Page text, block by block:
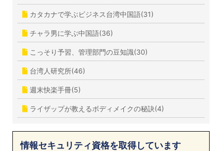
カタカナで学ぶビジネス台湾中国語(31)
チャラ男に学ぶ中国語(36)
こっそり予習、管理部門の豆知識(30)
台湾人研究所(46)
週末快楽手冊(5)
ライザップが教えるボディメイクの秘訣(4)
情報セキュリティ資格を取得しています